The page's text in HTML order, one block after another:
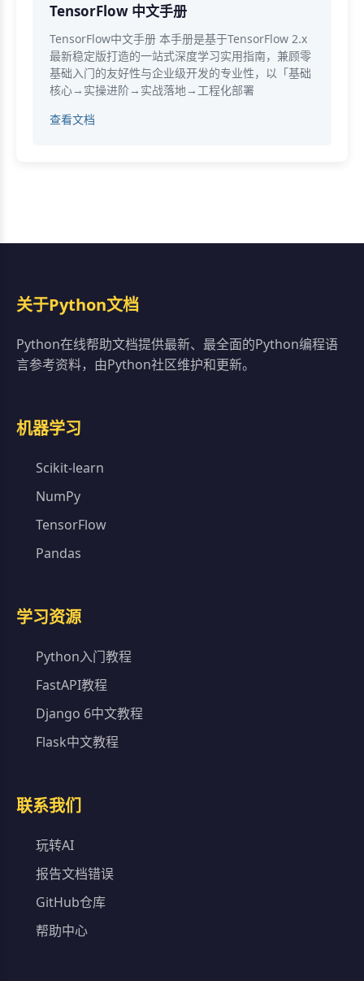
TensorFlow 中文手册
TensorFlow中文手册 本手册是基于TensorFlow 2.x
最新稳定版打造的一站式深度学习实用指南，兼顾零
基础入门的友好性与企业级开发的专业性，以「基础
核心→实操进阶→实战落地→工程化部署
查看文档
关于Python文档
Python在线帮助文档提供最新、最全面的Python编程语
言参考资料，由Python社区维护和更新。
机器学习
Scikit-learn
NumPy
TensorFlow
Pandas
学习资源
Python入门教程
FastAPI教程
Django 6中文教程
Flask中文教程
联系我们
玩转AI
报告文档错误
GitHub仓库
帮助中心